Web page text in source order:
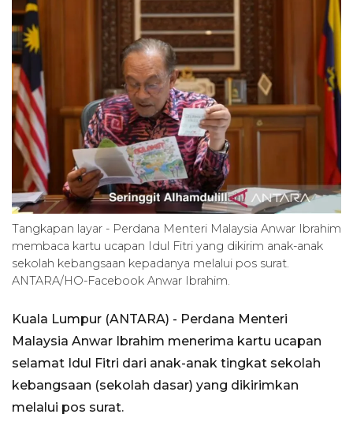
Tangkapan layar - Perdana Menteri Malaysia Anwar Ibrahim
membaca kartu ucapan Idul Fitri yang dikirim anak-anak
sekolah kebangsaan kepadanya melalui pos surat.
ANTARA/HO-Facebook Anwar Ibrahim.
Kuala Lumpur (ANTARA) - Perdana Menteri
Malaysia Anwar Ibrahim menerima kartu ucapan
selamat Idul Fitri dari anak-anak tingkat sekolah
kebangsaan (sekolah dasar) yang dikirimkan
melalui pos surat.